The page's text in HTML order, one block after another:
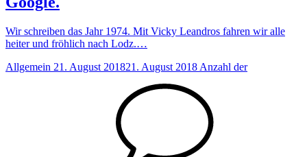
Wir schreiben das Jahr 1974. Mit Vicky Leandros fahren wir alle
heiter und fröhlich nach Lodz.…
Allgemein 21. August 201821. August 2018 Anzahl der